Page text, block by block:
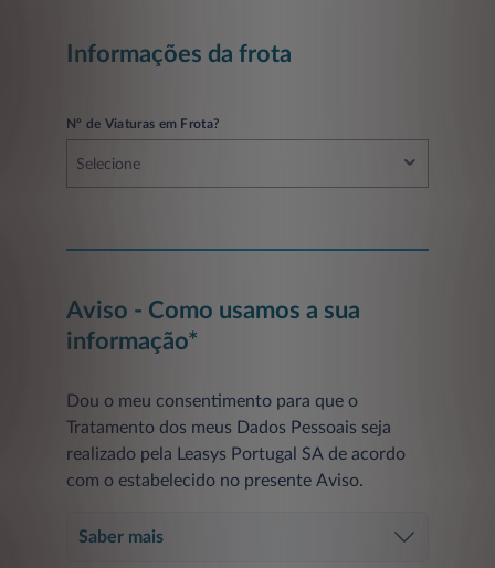
Informações da frota
Nº de Viaturas em Frota?
Selecione
Aviso - Como usamos a sua
informação*
Dou o meu consentimento para que o
Tratamento dos meus Dados Pessoais seja
realizado pela Leasys Portugal SA de acordo
com o estabelecido no presente Aviso.
Saber mais